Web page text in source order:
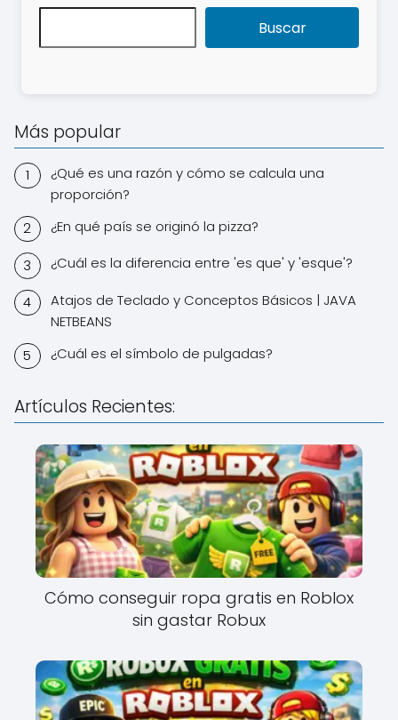
Buscar
Más popular
¿Qué es una razón y cómo se calcula una
proporción?
¿En qué país se originó la pizza?
¿Cuál es la diferencia entre 'es que' y 'esque'?
Atajos de Teclado y Conceptos Básicos | JAVA
NETBEANS
¿Cuál es el símbolo de pulgadas?
Artículos Recientes:
Cómo conseguir ropa gratis en Roblox
sin gastar Robux